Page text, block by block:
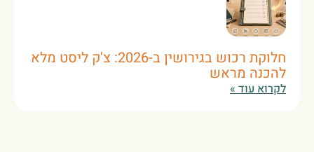
חלוקת רכוש בגירושין ב-2026: צ'ק ליסט מלא
להכנה מראש
לקרוא עוד »